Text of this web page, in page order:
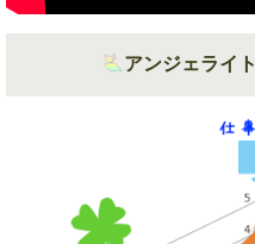
アンジェライト